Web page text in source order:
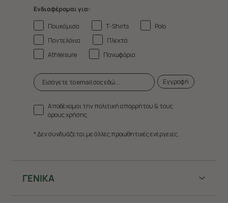
ΓΕΝΙΚΑ
Ενδιαφέρομαι για:
Πουκάμισα
T-Shirts
Polo
Παντελόνια
Πλεκτά
Athleisure
Πανωφόρια
Εγγραφή
Αποδέχομαι την πολιτική απορρήτου & τους
όρους χρήσης.
* Δεν συνδυάζεται με άλλες προωθητικές ενέργειες.